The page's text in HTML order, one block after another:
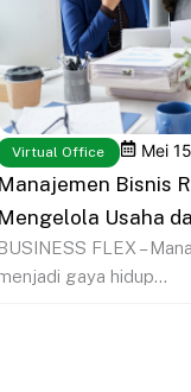
Virtual Office Mei
Manajemen Bisnis
Mengelola Usaha
BUSINESS FLEX –
gaya hidup...